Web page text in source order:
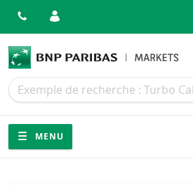
Recherche
Recherche
Navigation
Navigation sur le
MENU